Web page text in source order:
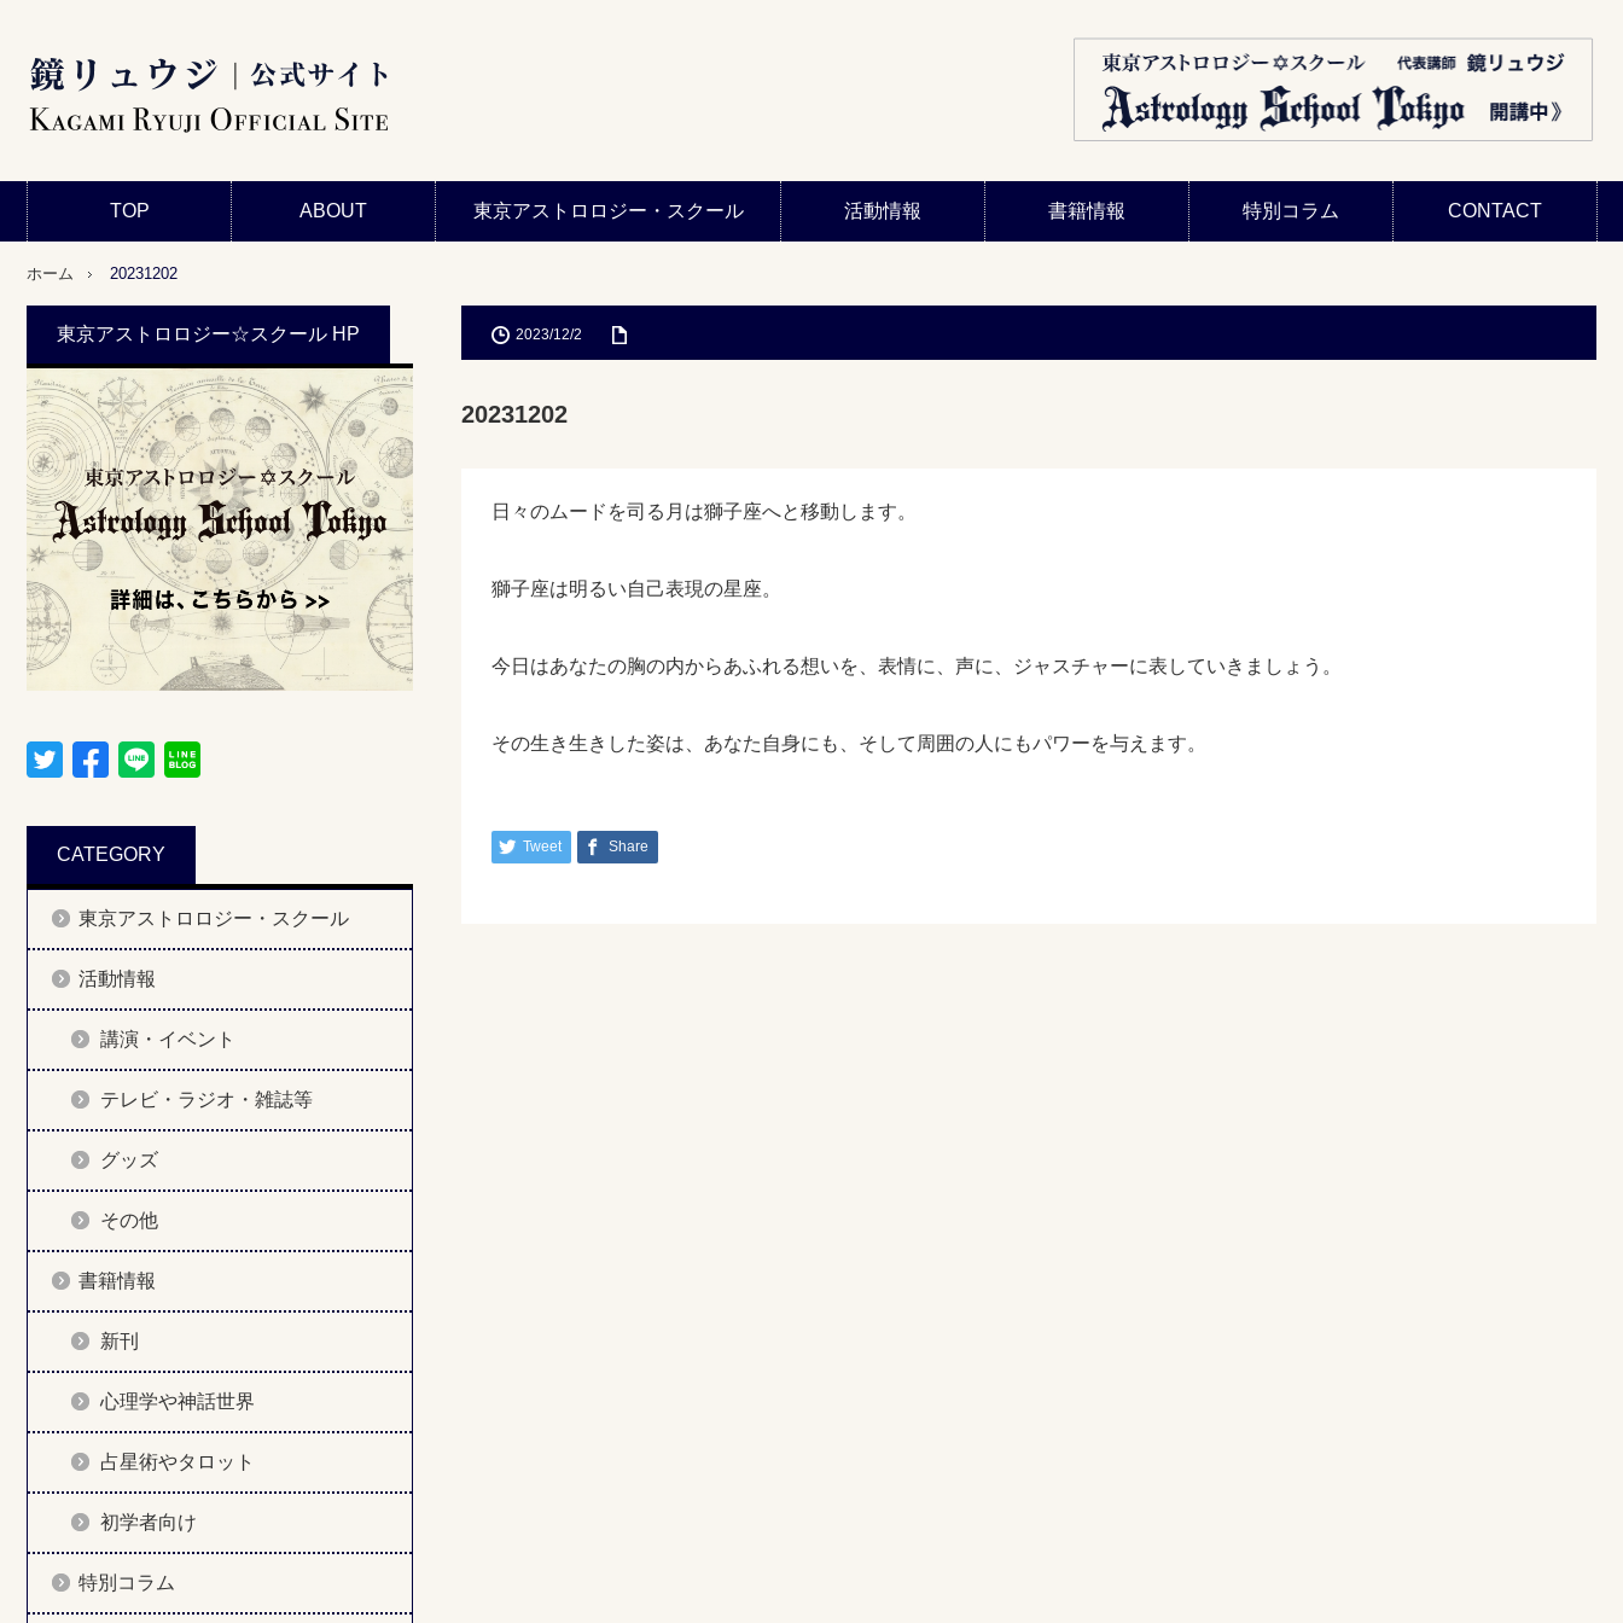
TOP ABOUT 東京アストロロジー・スクール 活動情報 書籍情報 特別コラム CONTACT
ホーム 20231202
2023/12/2
20231202
日々のムードを司る月は獅子座へと移動します。
獅子座は明るい自己表現の星座。
今日はあなたの胸の内からあふれる想いを、表情に、声に、ジャスチャーに表していきましょう。
その生き生きした姿は、あなた自身にも、そして周囲の人にもパワーを与えます。
Tweet Share
東京アストロロジー☆スクール HP
CATEGORY
東京アストロロジー・スクール
活動情報
講演・イベント
テレビ・ラジオ・雑誌等
グッズ
その他
書籍情報
新刊
心理学や神話世界
占星術やタロット
初学者向け
特別コラム